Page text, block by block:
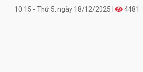
10:15 - Thứ 5, ngày 18/12/2025 | 4481